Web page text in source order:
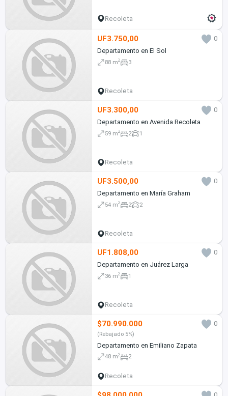
Recoleta
UF3.750,00
0
Departamento en El Sol
88 m2 3
Recoleta
UF3.300,00
0
Departamento en Avenida Recoleta
59 m2 2 1
Recoleta
UF3.500,00
0
Departamento en María Graham
54 m2 2 2
Recoleta
UF1.808,00
0
Departamento en Juárez Larga
36 m2 1
Recoleta
$70.990.000 0
(Rebajado 5%)
Departamento en Emiliano Zapata
48 m2 2
Recoleta